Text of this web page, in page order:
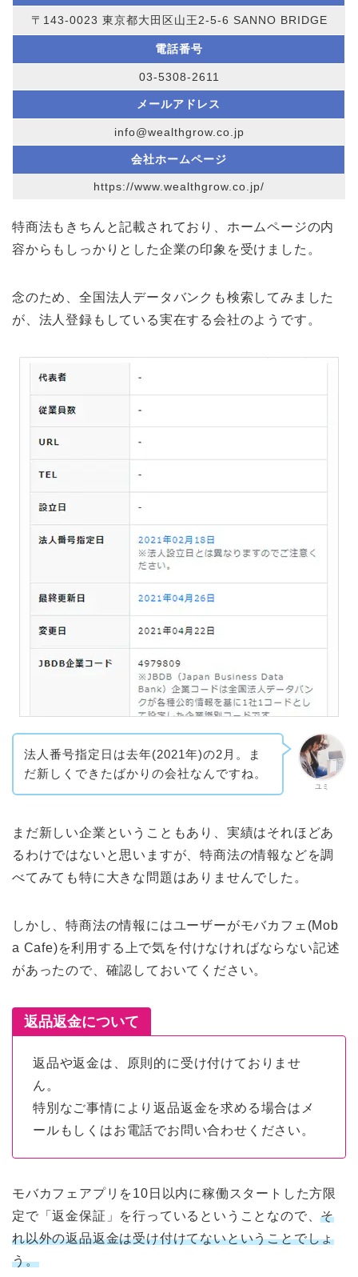
〒143-0023 東京都大田区山王2-5-6 SANNO BRIDGE
電話番号
03-5308-2611
メールアドレス
info@wealthgrow.co.jp
会社ホームページ
https://www.wealthgrow.co.jp/
特商法もきちんと記載されており、ホームページの内
容からもしっかりとした企業の印象を受けました。
念のため、全国法人データバンクも検索してみました
が、法人登録もしている実在する会社のようです。
ユミ
法人番号指定日は去年(2021年)の2月。ま
だ新しくできたばかりの会社なんですね。
まだ新しい企業ということもあり、実績はそれほどあ
るわけではないと思いますが、特商法の情報などを調
べてみても特に大きな問題はありませんでした。
しかし、特商法の情報にはユーザーがモバカフェ(Mob
a Cafe)を利用する上で気を付けなければならない記述
があったので、確認しておいてください。
返品返金について
返品や返金は、原則的に受け付けておりませ
ん。
特別なご事情により返品返金を求める場合はメ
ールもしくはお電話でお問い合わせください。
モバカフェアプリを10日以内に稼働スタートした方限
定で「返金保証」を行っているということなので、そ
れ以外の返品返金は受け付けてないということでしょ
う。